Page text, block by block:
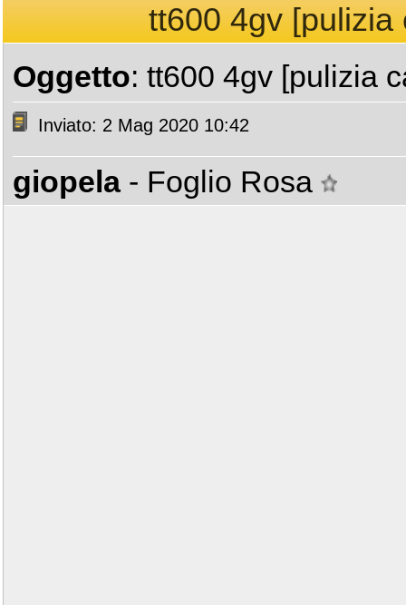
tt600 4gv [pulizia
Oggetto: tt600 4gv [pulizia
Inviato: 2 Mag 2020 10:42
giopela - Foglio Rosa